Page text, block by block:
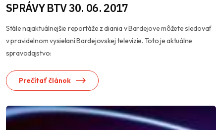
SPRÁVY BTV 30. 06. 2017
Stále najaktuálnejšie reportáže z diania v Bardejove môžete sledovať
v pravidelnom vysielaní Bardejovskej televízie. Toto je aktuálne
spravodajstvo:
Prečítať článok